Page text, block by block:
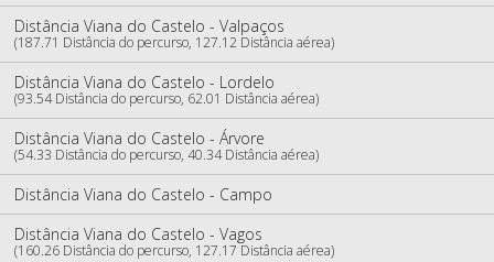
Distância Viana do Castelo - Valpaços
(187.71 Distância do percurso, 127.12 Distância aérea)
Distância Viana do Castelo - Lordelo
(93.54 Distância do percurso, 62.01 Distância aérea)
Distância Viana do Castelo - Árvore
(54.33 Distância do percurso, 40.34 Distância aérea)
Distância Viana do Castelo - Campo
Distância Viana do Castelo - Vagos
(160.26 Distância do percurso, 127.17 Distância aérea)